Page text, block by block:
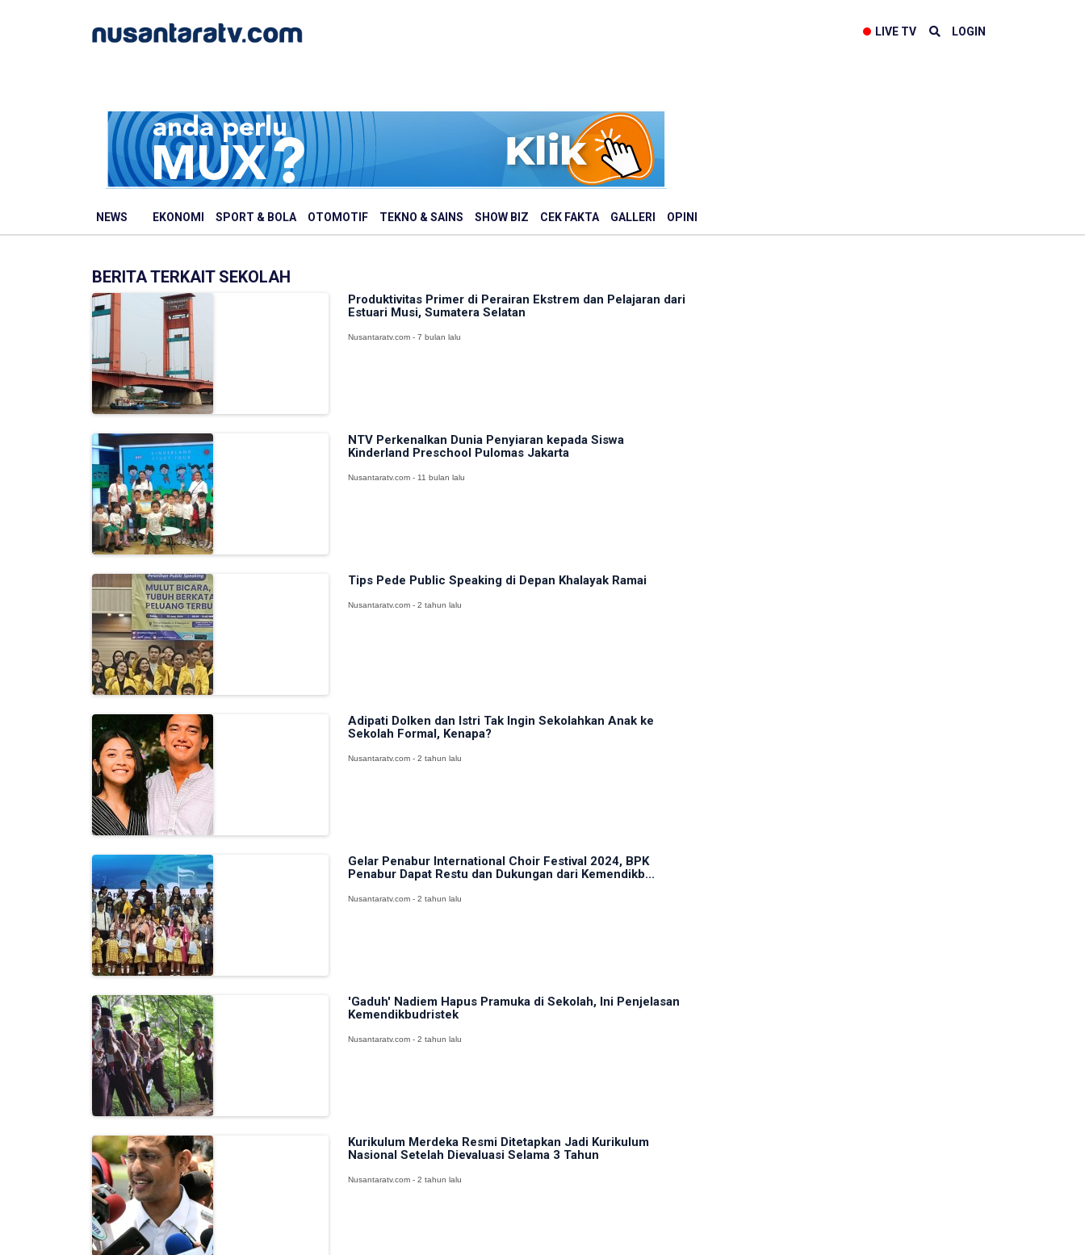
LIVE TV LOGIN
NEWS EKONOMI SPORT & BOLA OTOMOTIF TEKNO & SAINS SHOW BIZ CEK FAKTA GALLERI OPINI
BERITA TERKAIT SEKOLAH
Produktivitas Primer di Perairan Ekstrem dan Pelajaran dari
Estuari Musi, Sumatera Selatan
Nusantaratv.com - 7 bulan lalu
NTV Perkenalkan Dunia Penyiaran kepada Siswa
Kinderland Preschool Pulomas Jakarta
Nusantaratv.com - 11 bulan lalu
Tips Pede Public Speaking di Depan Khalayak Ramai
Nusantaratv.com - 2 tahun lalu
Adipati Dolken dan Istri Tak Ingin Sekolahkan Anak ke
Sekolah Formal, Kenapa?
Nusantaratv.com - 2 tahun lalu
Gelar Penabur International Choir Festival 2024, BPK
Penabur Dapat Restu dan Dukungan dari Kemendikb...
Nusantaratv.com - 2 tahun lalu
'Gaduh' Nadiem Hapus Pramuka di Sekolah, Ini Penjelasan
Kemendikbudristek
Nusantaratv.com - 2 tahun lalu
Kurikulum Merdeka Resmi Ditetapkan Jadi Kurikulum
Nasional Setelah Dievaluasi Selama 3 Tahun
Nusantaratv.com - 2 tahun lalu